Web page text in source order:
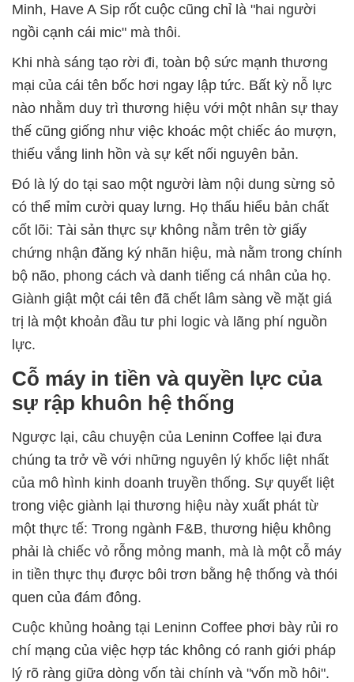
Minh, Have A Sip rốt cuộc cũng chỉ là "hai người
ngồi cạnh cái mic" mà thôi.
Khi nhà sáng tạo rời đi, toàn bộ sức mạnh thương
mại của cái tên bốc hơi ngay lập tức. Bất kỳ nỗ lực
nào nhằm duy trì thương hiệu với một nhân sự thay
thế cũng giống như việc khoác một chiếc áo mượn,
thiếu vắng linh hồn và sự kết nối nguyên bản.
Đó là lý do tại sao một người làm nội dung sừng sỏ
có thể mỉm cười quay lưng. Họ thấu hiểu bản chất
cốt lõi: Tài sản thực sự không nằm trên tờ giấy
chứng nhận đăng ký nhãn hiệu, mà nằm trong chính
bộ não, phong cách và danh tiếng cá nhân của họ.
Giành giật một cái tên đã chết lâm sàng về mặt giá
trị là một khoản đầu tư phi logic và lãng phí nguồn
lực.
Cỗ máy in tiền và quyền lực của
sự rập khuôn hệ thống
Ngược lại, câu chuyện của Leninn Coffee lại đưa
chúng ta trở về với những nguyên lý khốc liệt nhất
của mô hình kinh doanh truyền thống. Sự quyết liệt
trong việc giành lại thương hiệu này xuất phát từ
một thực tế: Trong ngành F&B, thương hiệu không
phải là chiếc vỏ rỗng mỏng manh, mà là một cỗ máy
in tiền thực thụ được bôi trơn bằng hệ thống và thói
quen của đám đông.
Cuộc khủng hoảng tại Leninn Coffee phơi bày rủi ro
chí mạng của việc hợp tác không có ranh giới pháp
lý rõ ràng giữa dòng vốn tài chính và "vốn mồ hôi".